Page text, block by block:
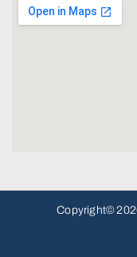
Copyright©